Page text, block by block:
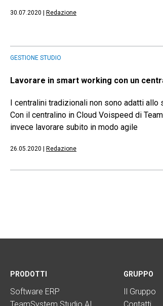
30.07.2020 Redazione
GESTIONE STUDIO
Lavorare in smart working con un
I centralini tradizionali non sono adatti allo
Con il centralino in Cloud Voispeed di
invece lavorare subito in modo agile
26.05.2020 Redazione
PRODOTTI
Software ERP
GRUPPO
Il Gruppo